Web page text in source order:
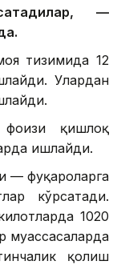
—
тизимида 12
Улардан
қишлоқ
ишлайди.
— фуқароларга
кўрсатади.
1020
муассасаларда
қолиш